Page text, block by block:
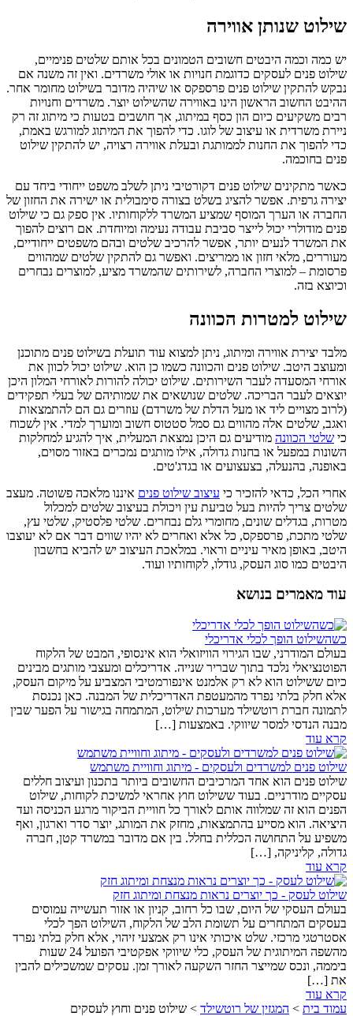
שילוט שנותן אווירה
יש כמה וכמה היבטים חשובים הטמונים בכל אותם שלטים פנימיים,
שילוט פנים לעסקים כדוגמת חנויות או אולי משרדים. ואין זה משנה אם
נבקש להתקין שילוט פנים פרספקס או שיהיה מדובר בשילוט מחומר אחר.
ההיבט החשוב הראשון הינו באווירה שהשילוט יוצר. משרדים וחנויות
רבים משקיעים כיום הון כסף במיתוג, אך חושבים בטעות כי מיתוג זה רק
ניירת משרדית או עיצוב של לוגו. כדי להפוך את המיתוג למורגש באמת,
כדי להפוך את החנות לממותגת ובעלת אווירה רצויה, יש להתקין שילוט
פנים בחוכמה.
כאשר מתקינים שילוט פנים דקורטיבי ניתן לשלב משפט ייחודי ביחד עם
יצירה גרפית. אפשר להציג בשלט בצורה סימבולית או ישירה את החזון של
החברה או הערך המוסף שמציע המשרד ללקוחותיו. אין ספק גם כי שילוט
פנים מודולרי יכול לייצר סביבת עבודה נעימה ומיוחדת. אם רוצים להפוך
את המשרד לנעים יותר, אפשר להרכיב שלטים ובהם משפטים ייחודיים,
מעוררים, מלאי חזון או ממריצים. ואפשר גם להתקין שלטים שמהווים
פרסומת – למוצרי החברה, לשירותים שהמשרד מציע, למוצרים נבחרים
וכיוצא בזה.
שילוט למטרות הכוונה
מלבד יצירת אווירה ומיתוג, ניתן למצוא עוד תועלת בשילוט פנים מתוכנן
ומעוצב היטב. שילוט פנים והכוונה כשמו כן הוא. שילוט יכול לכוון את
אורחי המסעדה לעבר השירותים. שילוט יכולה להורות לאורחי המלון היכן
יוצאים לעבר הבריכה. שלטים שנושאים את שמותיהם של בעלי תפקידים
(לרוב מצויים ליד או מעל הדלת של משרדם) עוזרים גם הם להתמצאות
ואגב, שלטים אלה מהווים גם סמל סטטוס חשוב ומוערך למדי. אין לשכוח
כי שלטי הכוונה מודיעים גם היכן נמצאת המעלית, איך להגיע למחלקות
השונות במפעל או בחנות גדולה, אילו מותגים נמכרים באזור מסוים,
באופנה, בהנעלה, בצעצועים או בגדג'טים.
אחרי הכל, כדאי להזכיר כי עיצוב שילוט פנים איננו מלאכה פשוטה. מעצב
שלטים צריך להיות בעל טביעת עין ויכולת בעיצוב שלטים למכלול
מטרות, בגדלים שונים, מחומרי גלם נבחרים. שלטי פלסטיק, שלטי עץ,
שלטי מתכת, פרספקס, כל אלא ואחרים לא יהיו שווים דבר אם לא יעוצבו
היטב, באופן מאיר עיניים וראוי. במלאכת העיצוב יש להביא בחשבון
היבטים כמו סוג העסק, גודלו, לקוחותיו ועוד.
עוד מאמרים בנושא
כשהשילוט הופך לכלי אדריכלי
בעולם המודרני, שבו הגירוי הוויזואלי הוא אינסופי, המבט של הלקוח
הפוטנציאלי נלכד בתוך שבריר שנייה. אדריכלים ומעצבי מותגים מבינים
כיום ששילוט הוא לא רק אלמנט אינפורמטיבי המצביע על מיקום העסק,
אלא חלק בלתי נפרד מהמעטפת האדריכלית של המבנה. כאן נכנסת
לתמונה חברת רוטשילד מערכות שילוט, המתמחה בגישור על הפער שבין
מבנה הנדסי למסר שיווקי. באמצעות […]
קרא עוד
שילוט פנים למשרדים ולעסקים - מיתוג וחוויית משתמש
שילוט פנים הוא אחד המרכיבים החשובים ביותר בתכנון ועיצוב חללים
עסקיים מודרניים. בעוד ששילוט חוץ אחראי למשיכת לקוחות, שילוט
הפנים הוא זה שמלווה אותם לאורך כל חוויית הביקור מרגע הכניסה ועד
היציאה. הוא מסייע בהתמצאות, מחזק את המותג, יוצר סדר וארגון, ואף
משפיע על התחושה הכללית בחלל. בין אם מדובר במשרד קטן, חברה
גדולה, קליניקה, […]
קרא עוד
שילוט לעסק - כך יוצרים נראות מנצחת ומיתוג חזק
בעולם העסקי של היום, שבו כל רחוב, קניון או אזור תעשייה עמוסים
בעסקים המתחרים על תשומת הלב של הלקוח, השילוט הפך לכלי
אסטרטגי מרכזי. שלט איכותי אינו רק אמצעי זיהוי, אלא חלק בלתי נפרד
מהשפה המיתוגית של העסק, כלי שיווקי אפקטיבי הפועל 24 שעות
ביממה, ונכס שמייצר החזר השקעה לאורך זמן. עסקים שמשכילים להבין
את […]
קרא עוד
עמוד בית > המגזין של רוטשילד > שילוט פנים וחוץ לעסקים